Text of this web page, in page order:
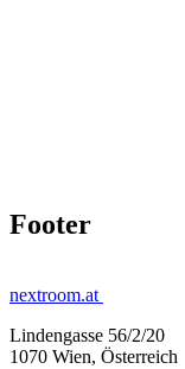
Footer
nextroom.at
Lindengasse 56/2/20
1070 Wien, Österreich